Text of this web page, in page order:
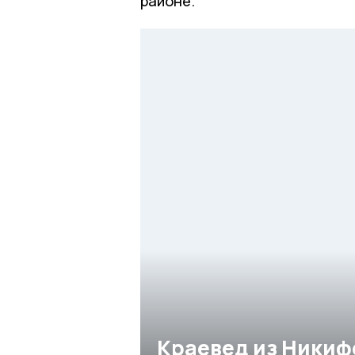
Краевед из